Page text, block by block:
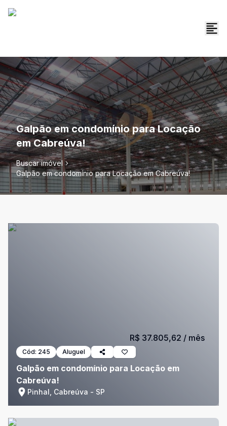
Galpão em condomínio para Locação
em Cabreúva!
Buscar imóvel
Galpão em condomínio para Locação em Cabreúva!
Cód: 245 Aluguel
Galpão em condomínio para Locação em
Cabreúva!
Pinhal, Cabreúva - SP
R$ 37.805,62 / mês